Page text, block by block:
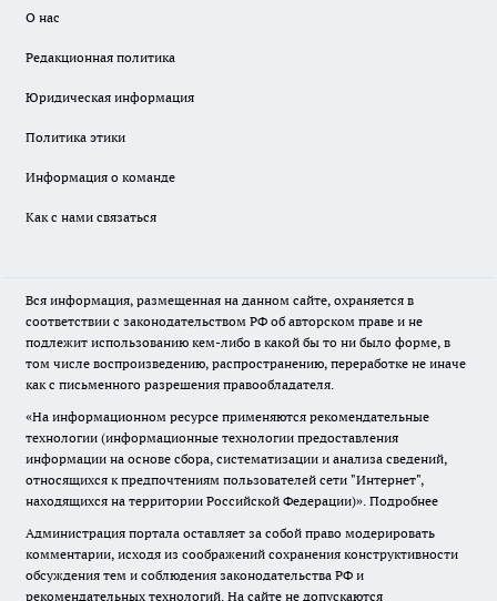
О нас
Редакционная политика
Юридическая информация
Политика этики
Информация о команде
Как с нами связаться
Вся информация, размещенная на данном сайте, охраняется в
соответствии с законодательством РФ об авторском праве и не
подлежит использованию кем-либо в какой бы то ни было форме, в
том числе воспроизведению, распространению, переработке не иначе
как с письменного разрешения правообладателя.
«На информационном ресурсе применяются рекомендательные
технологии (информационные технологии предоставления
информации на основе сбора, систематизации и анализа сведений,
относящихся к предпочтениям пользователей сети "Интернет",
находящихся на территории Российской Федерации)». Подробнее
Администрация портала оставляет за собой право модерировать
комментарии, исходя из соображений сохранения конструктивности
обсуждения тем и соблюдения законодательства РФ и
рекомендательных технологий. На сайте не допускаются